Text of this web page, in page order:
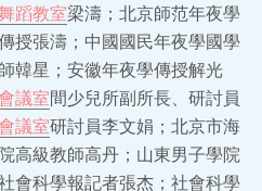
舞蹈教室梁濤；北京師范年夜學
授張濤；中國國民年夜學國學
韓星；安徽年夜學傳授解光
議室間少兒所副所長、研討員
議室研討員李文娟；北京市海
高級教師高丹；山東男子學院
會科學報記者張杰；社會科學